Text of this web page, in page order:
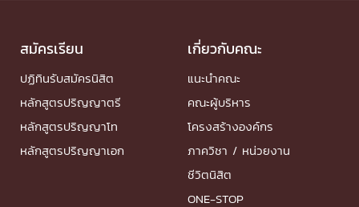
สมัครเรียน
ปฏิทินรับสมัครนิสิต
หลักสูตรปริญญาตรี
หลักสูตรปริญญาโท
หลักสูตรปริญญาเอก
เกี่ยวกับคณะ
แนะนำคณะ
คณะผู้บริหาร
โครงสร้างองค์กร
ภาควิชา / หน่วยงาน
ชีวิตนิสิต
ONE-STOP